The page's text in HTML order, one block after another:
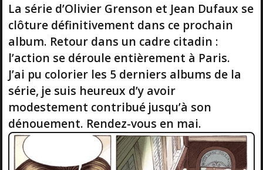
La série d’Olivier Grenson et Jean Dufaux se
clôture définitivement dans ce prochain
album. Retour dans un cadre citadin :
l’action se déroule entièrement à Paris.
J’ai pu colorier les 5 derniers albums de la
série, je suis heureux d’y avoir
modestement contribué jusqu’à son
dénouement. Rendez-vous en mai.